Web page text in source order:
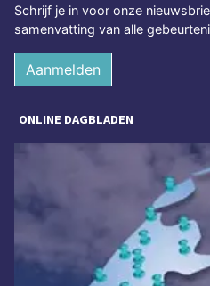
Schrijf je in voor onze
samenvatting van alle
Aanmelden
ONLINE DAGBLADEN